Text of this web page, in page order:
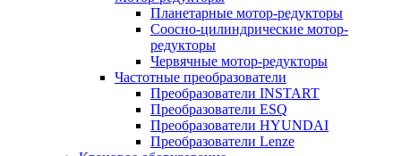
Планетарные мотор-редукторы
Соосно-цилиндрические мотор-
редукторы
Червячные мотор-редукторы
Частотные преобразователи
Преобразователи INSTART
Преобразователи ESQ
Преобразователи HYUNDAI
Преобразователи Lenze